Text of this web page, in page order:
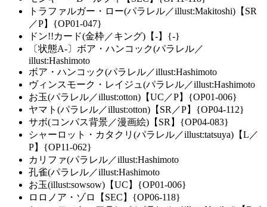
トラファルガー・ロー(パラレル／illust:Makitoshi)【SR
／P】{OP01-047}
ドン!!カード(金枠／キング)【-】{-}
〔状態A-〕ボア・ハンコック(パラレル／
illust:Hashimoto
ボア・ハンコック(パラレル／illust:Hashimoto
ヴィンスモーク・レイジュ(パラレル／illust:Hashimoto
お玉(パラレル／illust:otton)【UC／P】{OP01-006}
ヤマト(パラレル／illust:otton)【SR／P】{OP04-112}
サボ(コンパス背景／漫画絵)【SR】{OP04-083}
シャーロット・カタクリ(パラレル／illust:tatsuya)【L／
P】{OP11-062}
カリファ(パラレル／illust:Hashimoto
孔雀(パラレル／illust:Hashimoto
お玉(illust:sowsow)【UC】{OP01-006}
ロロノア・ゾロ【SEC】{OP06-118}